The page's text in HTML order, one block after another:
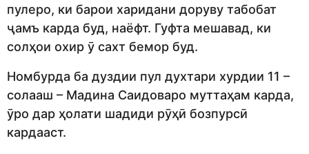
пулеро, ки барои харидани доруву табобат
ҷамъ карда буд, наёфт. Гуфта мешавад, ки
солҳои охир ӯ сахт бемор буд.
Номбурда ба дуздии пул духтари хурдии 11 –
солааш – Мадина Саидоваро муттаҳам карда,
ӯро дар ҳолати шадиди рӯҳӣ бозпурсӣ
кардааст.